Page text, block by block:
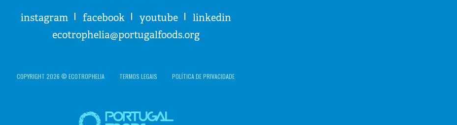
instagram facebook youtube
linkedin
ecotrophelia@portugalfoods.org
COPYRIGHT 2026 © ECOTROPHELIA TERMOS LEGAIS POLÍTICA DE PRIVACIDADE